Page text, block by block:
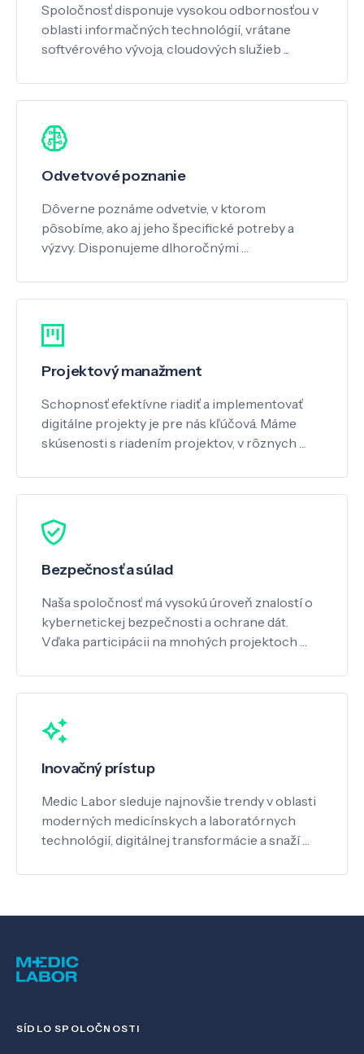
Spoločnosť disponuje vysokou odbornosťou v
oblasti informačných technológií, vrátane
softvérového vývoja, cloudových služieb ...
Odvetvové poznanie
Dôverne poznáme odvetvie, v ktorom
pôsobíme, ako aj jeho špecifické potreby a
výzvy. Disponujeme dlhoročnými …
Projektový manažment
Schopnosť efektívne riadiť a implementovať
digitálne projekty je pre nás kľúčová. Máme
skúsenosti s riadením projektov, v rôznych …
Bezpečnosť a súlad
Naša spoločnosť má vysokú úroveň znalostí o
kybernetickej bezpečnosti a ochrane dát.
Vďaka participácii na mnohých projektoch …
Inovačný prístup
Medic Labor sleduje najnovšie trendy v oblasti
moderných medicínskych a laboratórnych
technológií, digitálnej transformácie a snaží …
SÍDLO SPOLOČNOSTI